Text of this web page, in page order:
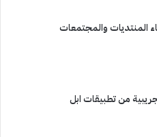
المنتديات والمجتمعات